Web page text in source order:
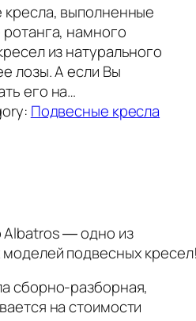
кресла, выполненные
ротанга, намного
из натурального
лозы. А если Вы
его на…
Подвесные кресла
Albatros ― одно из
подвесных
сборно-разборная,
на стоимости